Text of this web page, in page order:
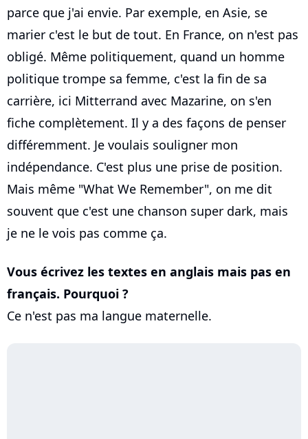
parce que j'ai envie. Par exemple, en Asie, se
marier c'est le but de tout. En France, on n'est pas
obligé. Même politiquement, quand un homme
politique trompe sa femme, c'est la fin de sa
carrière, ici Mitterrand avec Mazarine, on s'en
fiche complètement. Il y a des façons de penser
différemment. Je voulais souligner mon
indépendance. C'est plus une prise de position.
Mais même "What We Remember", on me dit
souvent que c'est une chanson super dark, mais
je ne le vois pas comme ça.
Vous écrivez les textes en anglais mais pas en
français. Pourquoi ?
Ce n'est pas ma langue maternelle.